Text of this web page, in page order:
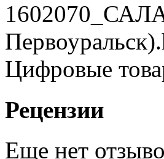
Цифровые
Рецензии
Еще нет